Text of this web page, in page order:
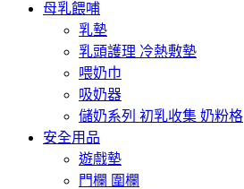
母乳餵哺
乳墊
乳頭護理 冷熱敷墊
喂奶巾
吸奶器
儲奶系列 初乳收集 奶粉格
安全用品
遊戲墊
門欄 圍欄